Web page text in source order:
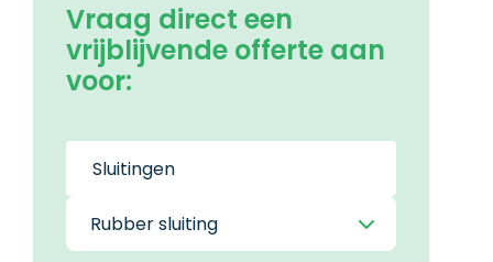
Vraag direct een
vrijblijvende offerte aan
voor: